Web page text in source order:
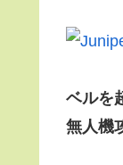
ベルを
無人機